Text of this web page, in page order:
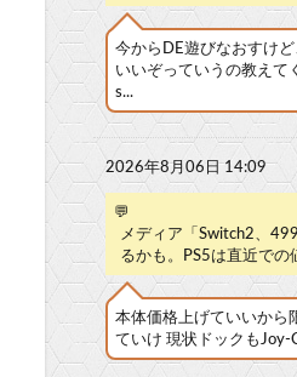
今からDE遊びなおすけ
いいぞっていうの教えて
s...
2026年8月06日 14:09
💬
メディア「Switch2、
るかも。PS5は直近での
本体価格上げていいから
ていけ 現状ドックもJoy-